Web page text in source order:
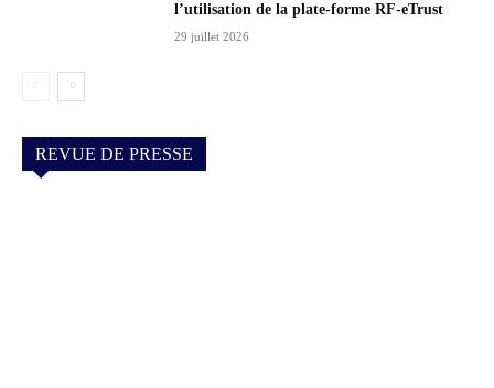
l’utilisation de la plate-forme RF-eTrust
29 juillet 2026
REVUE DE PRESSE